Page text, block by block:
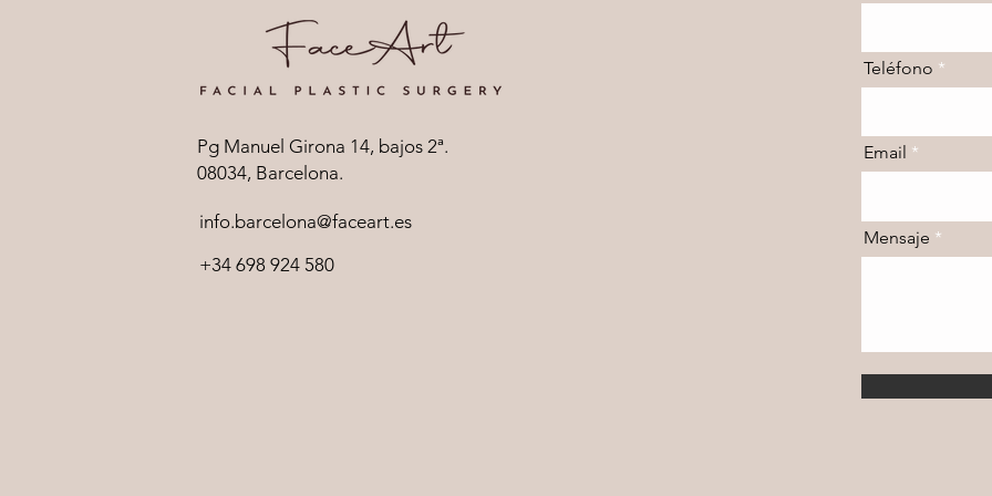
Pg Manuel Girona 14, bajos 2ª.
08034, Barcelona.
info.barcelona@faceart.es
+34 698 924 580
Teléfono
Email
Mensaje